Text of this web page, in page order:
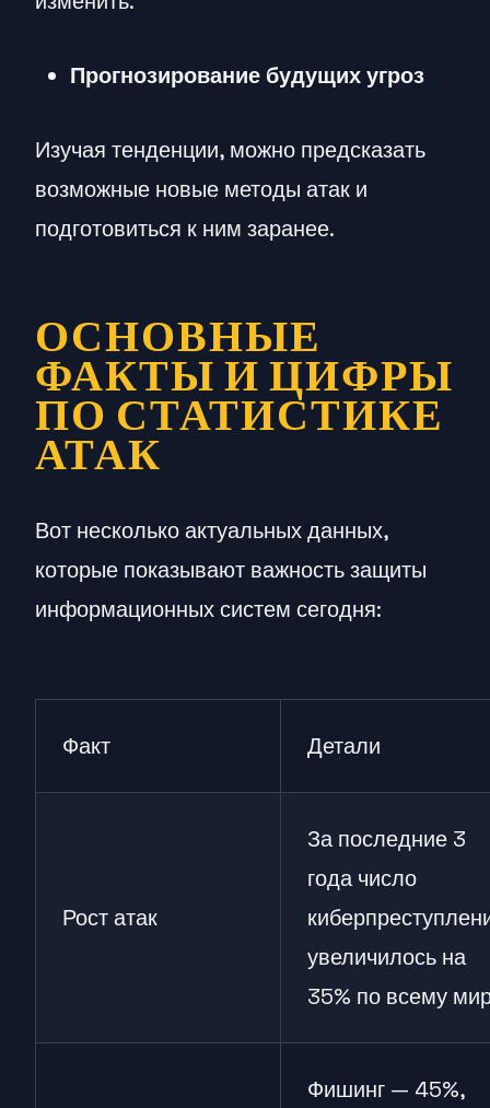
Прогнозирование будущих угроз
Изучая тенденции, можно предсказать
возможные новые методы атак и
подготовиться к ним заранее.
ОСНОВНЫЕ
ФАКТЫ И ЦИФРЫ
ПО СТАТИСТИКЕ
АТАК
Вот несколько актуальных данных,
которые показывают важность защиты
информационных систем сегодня:
Факт Детали
Рост атак
За последние 3
года число
увеличилось на
35% по всему
Фишинг — 45%,